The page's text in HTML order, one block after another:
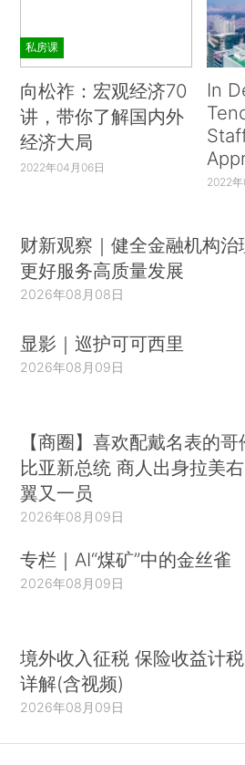
私房课
向松祚：宏观经济70
讲，带你了解国内外
经济大局
2022年04月06日
In
2022
财新观察｜健全金融机构治
更好服务高质量发展
2026年08月08日
显影｜巡护可可西里
2026年08月09日
【商圈】喜欢配戴名表的哥
比亚新总统 商人出身拉美右
翼又一员
2026年08月09日
专栏｜AI“煤矿”中的金丝雀
2026年08月09日
境外收入征税 保险收益计税
详解(含视频)
2026年08月09日